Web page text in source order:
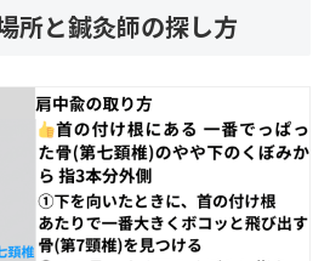
所と鍼灸師の探し方